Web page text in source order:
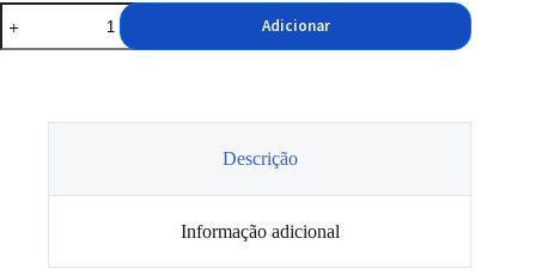
Quantidade
de
Spoiler
Adicionar
Descrição
Informação adicional